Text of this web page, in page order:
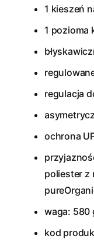
1 kieszeń
1 pozioma
regulacja
ochrona
poliester z
waga: 580
kod